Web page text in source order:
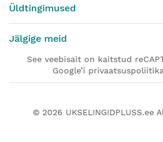
Üldtingimused
Jälgige meid
See veebisait on kaitstud
Google’i
© 2026 UKSELINGIDPLUSS.ee